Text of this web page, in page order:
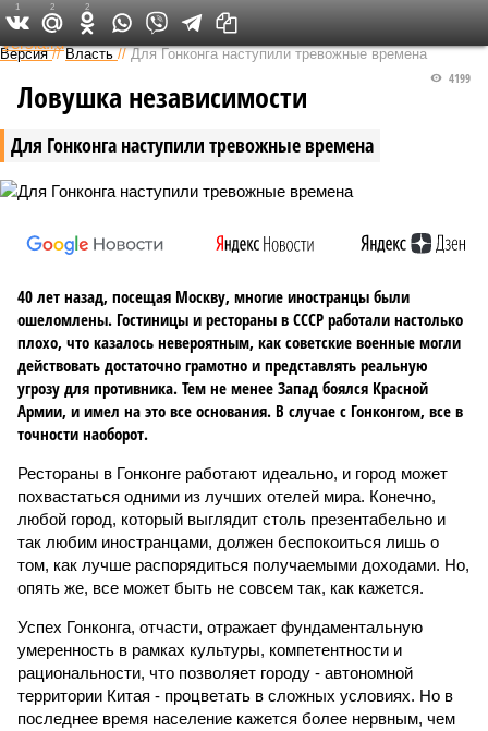
Федеральный выпуск
Версия //Власть //Для Гонконга наступили тревожные времена
Для Гонконга наступили тревожные времена
4199
Ловушка независимости
40 лет назад, посещая Москву, многие иностранцы были
ошеломлены. Гостиницы и рестораны в СССР работали настолько
плохо, что казалось невероятным, как советские военные могли
действовать достаточно грамотно и представлять реальную
угрозу для противника. Тем не менее Запад боялся Красной
Армии, и имел на это все основания. В случае с Гонконгом, все в
точности наоборот.
Рестораны в Гонконге работают идеально, и город может
похвастаться одними из лучших отелей мира. Конечно,
любой город, который выглядит столь презентабельно и
так любим иностранцами, должен беспокоиться лишь о
том, как лучше распорядиться получаемыми доходами. Но,
опять же, все может быть не совсем так, как кажется.
Успех Гонконга, отчасти, отражает фундаментальную
умеренность в рамках культуры, компетентности и
рациональности, что позволяет городу - автономной
территории Китая - процветать в сложных условиях. Но в
последнее время население кажется более нервным, чем
1 2 2